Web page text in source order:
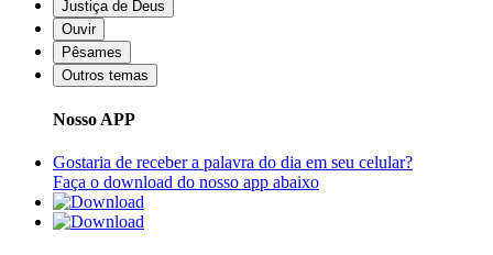
Justiça de Deus
Ouvir
Pêsames
Outros temas
Nosso APP
Gostaria de receber a palavra do dia em seu celular?
Faça o download do nosso app abaixo